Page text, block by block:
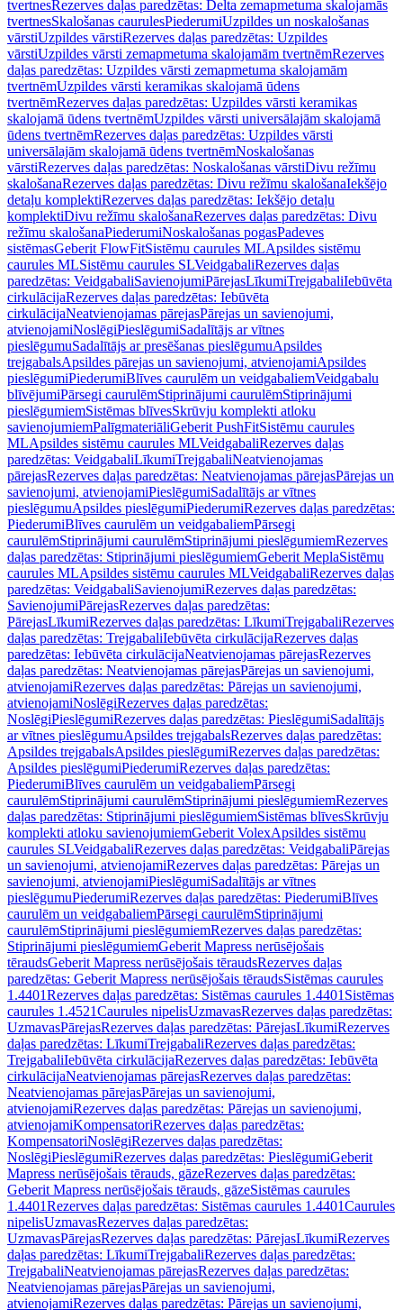
tvertnesRezerves daļas paredzētas: Delta zemapmetuma skalojamās
tvertnesSkalošanas caurulesPiederumiUzpildes un noskalošanas
vārstiUzpildes vārstiRezerves daļas paredzētas: Uzpildes
vārstiUzpildes vārsti zemapmetuma skalojamām tvertnēmRezerves
daļas paredzētas: Uzpildes vārsti zemapmetuma skalojamām
tvertnēmUzpildes vārsti keramikas skalojamā ūdens
tvertnēmRezerves daļas paredzētas: Uzpildes vārsti keramikas
skalojamā ūdens tvertnēmUzpildes vārsti universālajām skalojamā
ūdens tvertnēmRezerves daļas paredzētas: Uzpildes vārsti
universālajām skalojamā ūdens tvertnēmNoskalošanas
vārstiRezerves daļas paredzētas: Noskalošanas vārstiDivu režīmu
skalošanaRezerves daļas paredzētas: Divu režīmu skalošanaIekšējo
detaļu komplektiRezerves daļas paredzētas: Iekšējo detaļu
komplektiDivu režīmu skalošanaRezerves daļas paredzētas: Divu
režīmu skalošanaPiederumiNoskalošanas pogasPadeves
sistēmasGeberit FlowFitSistēmu caurules MLApsildes sistēmu
caurules MLSistēmu caurules SLVeidgabaliRezerves daļas
paredzētas: VeidgabaliSavienojumiPārejasLīkumiTrejgabaliIebūvēta
cirkulācijaRezerves daļas paredzētas: Iebūvēta
cirkulācijaNeatvienojamas pārejasPārejas un savienojumi,
atvienojamiNoslēgiPieslēgumiSadalītājs ar vītnes
pieslēgumuSadalītājs ar presēšanas pieslēgumuApsildes
trejgabalsApsildes pārejas un savienojumi, atvienojamiApsildes
pieslēgumiPiederumiBlīves caurulēm un veidgabaliemVeidgabalu
blīvējumiPārsegi caurulēmStiprinājumi caurulēmStiprinājumi
pieslēgumiemSistēmas blīvesSkrūvju komplekti atloku
savienojumiemPalīgmateriāliGeberit PushFitSistēmu caurules
MLApsildes sistēmu caurules MLVeidgabaliRezerves daļas
paredzētas: VeidgabaliLīkumiTrejgabaliNeatvienojamas
pārejasRezerves daļas paredzētas: Neatvienojamas pārejasPārejas un
savienojumi, atvienojamiPieslēgumiSadalītājs ar vītnes
pieslēgumuApsildes pieslēgumiPiederumiRezerves daļas paredzētas:
PiederumiBlīves caurulēm un veidgabaliemPārsegi
caurulēmStiprinājumi caurulēmStiprinājumi pieslēgumiemRezerves
daļas paredzētas: Stiprinājumi pieslēgumiemGeberit MeplaSistēmu
caurules MLApsildes sistēmu caurules MLVeidgabaliRezerves daļas
paredzētas: VeidgabaliSavienojumiRezerves daļas paredzētas:
SavienojumiPārejasRezerves daļas paredzētas:
PārejasLīkumiRezerves daļas paredzētas: LīkumiTrejgabaliRezerves
daļas paredzētas: TrejgabaliIebūvēta cirkulācijaRezerves daļas
paredzētas: Iebūvēta cirkulācijaNeatvienojamas pārejasRezerves
daļas paredzētas: Neatvienojamas pārejasPārejas un savienojumi,
atvienojamiRezerves daļas paredzētas: Pārejas un savienojumi,
atvienojamiNoslēgiRezerves daļas paredzētas:
NoslēgiPieslēgumiRezerves daļas paredzētas: PieslēgumiSadalītājs
ar vītnes pieslēgumuApsildes trejgabalsRezerves daļas paredzētas:
Apsildes trejgabalsApsildes pieslēgumiRezerves daļas paredzētas:
Apsildes pieslēgumiPiederumiRezerves daļas paredzētas:
PiederumiBlīves caurulēm un veidgabaliemPārsegi
caurulēmStiprinājumi caurulēmStiprinājumi pieslēgumiemRezerves
daļas paredzētas: Stiprinājumi pieslēgumiemSistēmas blīvesSkrūvju
komplekti atloku savienojumiemGeberit VolexApsildes sistēmu
caurules SLVeidgabaliRezerves daļas paredzētas: VeidgabaliPārejas
un savienojumi, atvienojamiRezerves daļas paredzētas: Pārejas un
savienojumi, atvienojamiPieslēgumiSadalītājs ar vītnes
pieslēgumuPiederumiRezerves daļas paredzētas: PiederumiBlīves
caurulēm un veidgabaliemPārsegi caurulēmStiprinājumi
caurulēmStiprinājumi pieslēgumiemRezerves daļas paredzētas:
Stiprinājumi pieslēgumiemGeberit Mapress nerūsējošais
tēraudsGeberit Mapress nerūsējošais tēraudsRezerves daļas
paredzētas: Geberit Mapress nerūsējošais tēraudsSistēmas caurules
1.4401Rezerves daļas paredzētas: Sistēmas caurules 1.4401 Sistēmas
caurules 1.4521Caurules nipelisUzmavasRezerves daļas paredzētas:
UzmavasPārejasRezerves daļas paredzētas: PārejasLīkumiRezerves
daļas paredzētas: LīkumiTrejgabaliRezerves daļas paredzētas:
TrejgabaliIebūvēta cirkulācijaRezerves daļas paredzētas: Iebūvēta
cirkulācijaNeatvienojamas pārejasRezerves daļas paredzētas:
Neatvienojamas pārejasPārejas un savienojumi,
atvienojamiRezerves daļas paredzētas: Pārejas un savienojumi,
atvienojamiKompensatoriRezerves daļas paredzētas:
KompensatoriNoslēgiRezerves daļas paredzētas:
NoslēgiPieslēgumiRezerves daļas paredzētas: PieslēgumiGeberit
Mapress nerūsējošais tērauds, gāzeRezerves daļas paredzētas:
Geberit Mapress nerūsējošais tērauds, gāzeSistēmas caurules
1.4401Rezerves daļas paredzētas: Sistēmas caurules 1.4401Caurules
nipelisUzmavasRezerves daļas paredzētas:
UzmavasPārejasRezerves daļas paredzētas: PārejasLīkumiRezerves
daļas paredzētas: LīkumiTrejgabaliRezerves daļas paredzētas:
TrejgabaliNeatvienojamas pārejasRezerves daļas paredzētas:
Neatvienojamas pārejasPārejas un savienojumi,
atvienojamiRezerves daļas paredzētas: Pārejas un savienojumi,